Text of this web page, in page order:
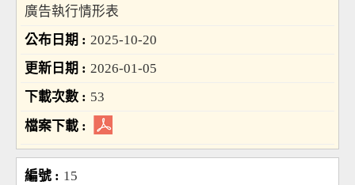
廣告執行情形表
2025-10-20
2026-01-05
53
15